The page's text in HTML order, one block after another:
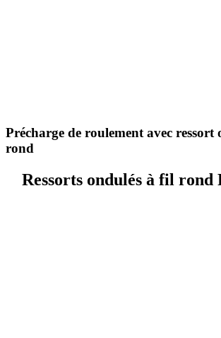
Précharge de roulement avec ressort
rond
Ressorts ondulés à fil